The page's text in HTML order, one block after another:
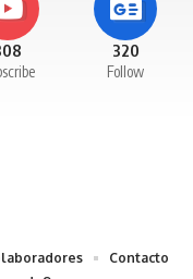
320
Follow
Contacto